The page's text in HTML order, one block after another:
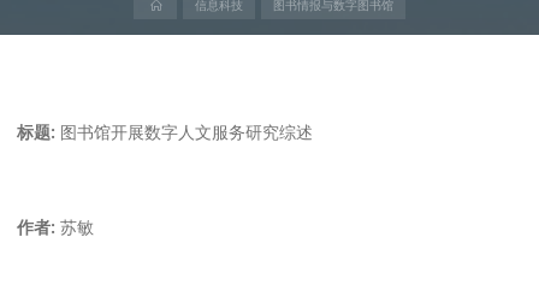
信息科技 图书情报与数字图书馆
标题: 图书馆开展数字人文服务研究综述
作者: 苏敏